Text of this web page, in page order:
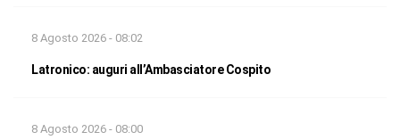
8 Agosto 2026 - 08:02
Latronico: auguri all’Ambasciatore Cospito
8 Agosto 2026 - 08:00